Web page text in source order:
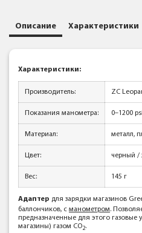
Описание Характеристики
Характеристики:
Производитель: ZC
Показания манометра: 0–1200 psi
Материал: металл,
Цвет: черный /
Вес: 145 г
Адаптер для зарядки магазинов
баллончиков, с манометром.
предназначенные для этого газовые
магазины) газом СО2.